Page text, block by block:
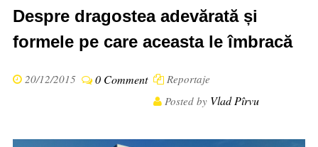
Despre dragostea adevărată și
formele pe care aceasta le îmbracă
20/12/2015 0 Comment
Reportaje
Posted by Vlad Pîrvu